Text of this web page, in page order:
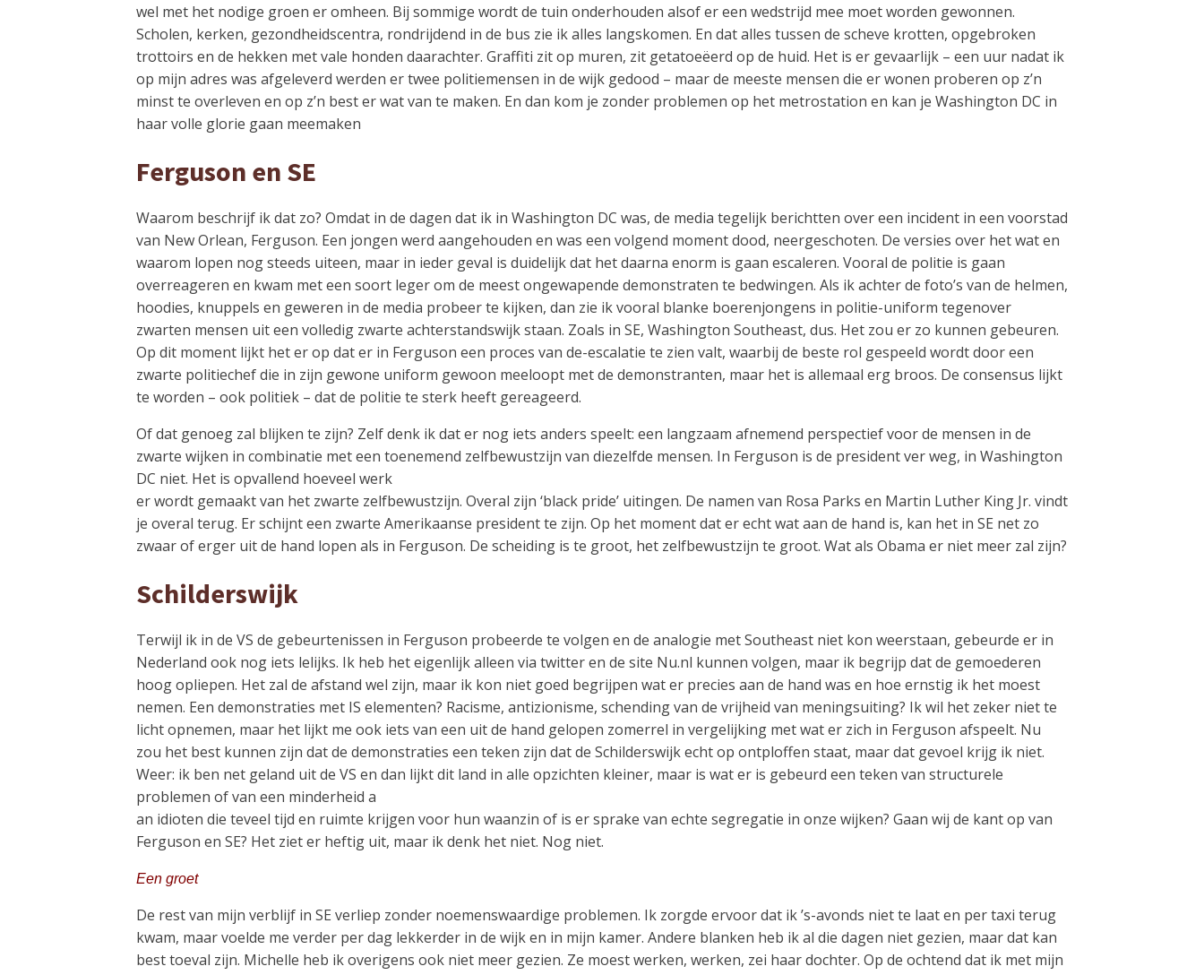
wel met het nodige groen er omheen. Bij sommige wordt de tuin onderhouden alsof er een wedstrijd mee moet worden gewonnen.
Scholen, kerken, gezondheidscentra, rondrijdend in de bus zie ik alles langskomen. En dat alles tussen de scheve krotten, opgebroken
trottoirs en de hekken met vale honden daarachter. Graffiti zit op muren, zit getatoeëerd op de huid. Het is er gevaarlijk – een uur nadat ik
op mijn adres was afgeleverd werden er twee politiemensen in de wijk gedood – maar de meeste mensen die er wonen proberen op z’n
minst te overleven en op z’n best er wat van te maken. En dan kom je zonder problemen op het metrostation en kan je Washington DC in
haar volle glorie gaan meemaken
Ferguson en SE
Waarom beschrijf ik dat zo? Omdat in de dagen dat ik in Washington DC was, de media tegelijk berichtten over een incident in een voorstad
van New Orlean, Ferguson. Een jongen werd aangehouden en was een volgend moment dood, neergeschoten. De versies over het wat en
waarom lopen nog steeds uiteen, maar in ieder geval is duidelijk dat het daarna enorm is gaan escaleren. Vooral de politie is gaan
overreageren en kwam met een soort leger om de meest ongewapende demonstraten te bedwingen. Als ik achter de foto’s van de helmen,
hoodies, knuppels en geweren in de media probeer te kijken, dan zie ik vooral blanke boerenjongens in politie-uniform tegenover
zwarten mensen uit een volledig zwarte achterstandswijk staan. Zoals in SE, Washington Southeast, dus. Het zou er zo kunnen gebeuren.
Op dit moment lijkt het er op dat er in Ferguson een proces van de-escalatie te zien valt, waarbij de beste rol gespeeld wordt door een
zwarte politiechef die in zijn gewone uniform gewoon meeloopt met de demonstranten, maar het is allemaal erg broos. De consensus lijkt
te worden – ook politiek – dat de politie te sterk heeft gereageerd.
Of dat genoeg zal blijken te zijn? Zelf denk ik dat er nog iets anders speelt: een langzaam afnemend perspectief voor de mensen in de
zwarte wijken in combinatie met een toenemend zelfbewustzijn van diezelfde mensen. In Ferguson is de president ver weg, in Washington
DC niet. Het is opvallend hoeveel werk
er wordt gemaakt van het zwarte zelfbewustzijn. Overal zijn ‘black pride’ uitingen. De namen van Rosa Parks en Martin Luther King Jr. vindt
je overal terug. Er schijnt een zwarte Amerikaanse president te zijn. Op het moment dat er echt wat aan de hand is, kan het in SE net zo
zwaar of erger uit de hand lopen als in Ferguson. De scheiding is te groot, het zelfbewustzijn te groot. Wat als Obama er niet meer zal zijn?
Schilderswijk
Terwijl ik in de VS de gebeurtenissen in Ferguson probeerde te volgen en de analogie met Southeast niet kon weerstaan, gebeurde er in
Nederland ook nog iets lelijks. Ik heb het eigenlijk alleen via twitter en de site Nu.nl kunnen volgen, maar ik begrijp dat de gemoederen
hoog opliepen. Het zal de afstand wel zijn, maar ik kon niet goed begrijpen wat er precies aan de hand was en hoe ernstig ik het moest
nemen. Een demonstraties met IS elementen? Racisme, antizionisme, schending van de vrijheid van meningsuiting? Ik wil het zeker niet te
licht opnemen, maar het lijkt me ook iets van een uit de hand gelopen zomerrel in vergelijking met wat er zich in Ferguson afspeelt. Nu
zou het best kunnen zijn dat de demonstraties een teken zijn dat de Schilderswijk echt op ontploffen staat, maar dat gevoel krijg ik niet.
Weer: ik ben net geland uit de VS en dan lijkt dit land in alle opzichten kleiner, maar is wat er is gebeurd een teken van structurele
problemen of van een minderheid a
an idioten die teveel tijd en ruimte krijgen voor hun waanzin of is er sprake van echte segregatie in onze wijken? Gaan wij de kant op van
Ferguson en SE? Het ziet er heftig uit, maar ik denk het niet. Nog niet.
Een groet
De rest van mijn verblijf in SE verliep zonder noemenswaardige problemen. Ik zorgde ervoor dat ik ’s-avonds niet te laat en per taxi terug
kwam, maar voelde me verder per dag lekkerder in de wijk en in mijn kamer. Andere blanken heb ik al die dagen niet gezien, maar dat kan
best toeval zijn. Michelle heb ik overigens ook niet meer gezien. Ze moest werken, werken, zei haar dochter. Op de ochtend dat ik met mijn